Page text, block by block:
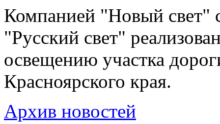
Компанией "Новый свет"
"Русский свет"
освещению участка
Красноярского края.
Архив новостей